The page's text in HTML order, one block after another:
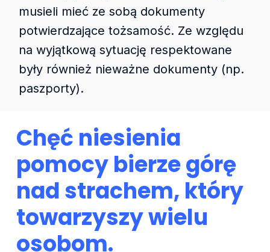
musieli mieć ze sobą dokumenty
potwierdzające tożsamość. Ze względu
na wyjątkową sytuację respektowane
były również nieważne dokumenty (np.
paszporty).
Chęć niesienia
pomocy bierze górę
nad strachem, który
towarzyszy wielu
osobom.